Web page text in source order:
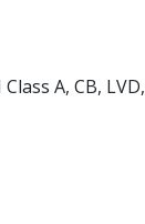
A, CB, LVD,